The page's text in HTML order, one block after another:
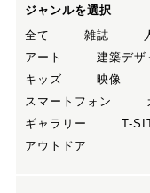
ジャンルを選択
全て
雑誌
アート
建築デザ
キッズ
映像
スマートフォン
ギャラリー
T-
アウトドア